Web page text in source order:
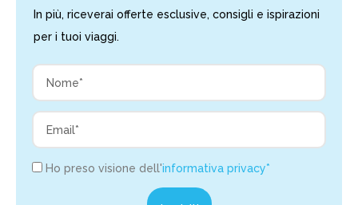
In più, riceverai offerte esclusive, consigli e ispirazioni
per i tuoi viaggi.
Ho preso visione dell'informativa privacy*